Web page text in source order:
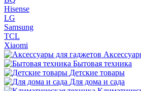
Hisense
LG
Samsung
TCL
Xiaomi
Бытовая техника
Детские товары
Для дома и сада